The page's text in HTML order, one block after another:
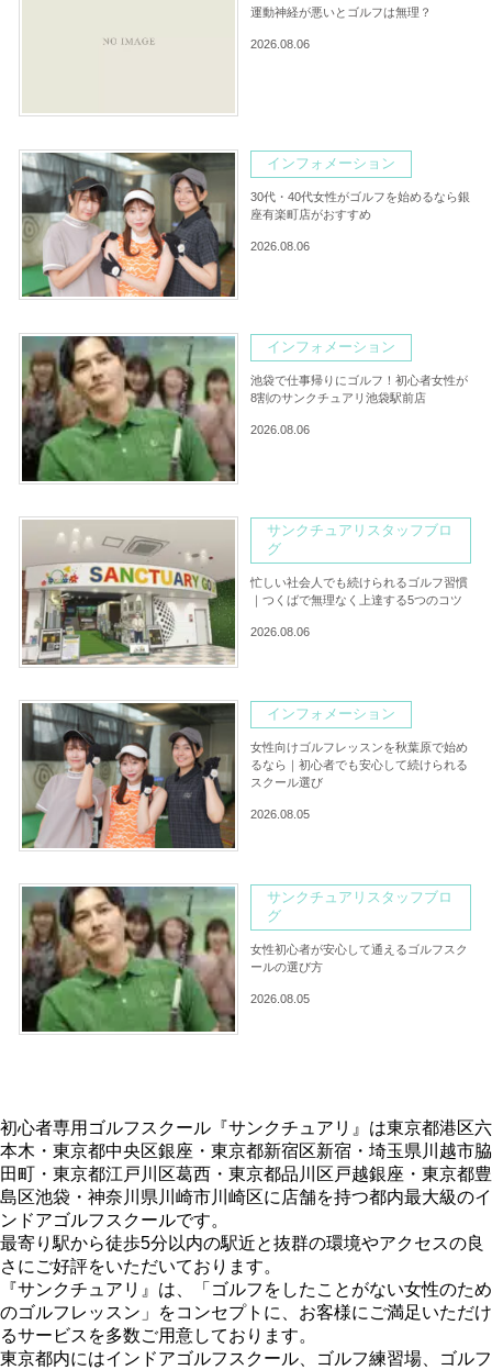
運動神経が悪いとゴルフは無理？
2026.08.06
インフォメーション
30代・40代女性がゴルフを始めるなら銀
座有楽町店がおすすめ
2026.08.06
インフォメーション
池袋で仕事帰りにゴルフ！初心者女性が
8割のサンクチュアリ池袋駅前店
2026.08.06
サンクチュアリスタッフブロ
グ
忙しい社会人でも続けられるゴルフ習慣
｜つくばで無理なく上達する5つのコツ
2026.08.06
インフォメーション
女性向けゴルフレッスンを秋葉原で始め
るなら｜初心者でも安心して続けられる
スクール選び
2026.08.05
サンクチュアリスタッフブロ
グ
女性初心者が安心して通えるゴルフスク
ールの選び方
2026.08.05
初心者専用ゴルフスクール『サンクチュアリ』は東京都港区六
本木・東京都中央区銀座・東京都新宿区新宿・埼玉県川越市脇
田町・東京都江戸川区葛西・東京都品川区戸越銀座・東京都豊
島区池袋・神奈川県川崎市川崎区に店舗を持つ都内最大級のイ
ンドアゴルフスクールです。
最寄り駅から徒歩5分以内の駅近と抜群の環境やアクセスの良
さにご好評をいただいております。
『サンクチュアリ』は、「ゴルフをしたことがない女性のため
のゴルフレッスン」をコンセプトに、お客様にご満足いただけ
るサービスを多数ご用意しております。
東京都内にはインドアゴルフスクール、ゴルフ練習場、ゴルフ